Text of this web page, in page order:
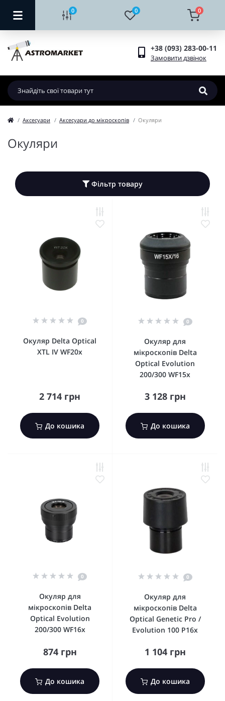
0 0 0
+38 (093) 283-00-11
Замовити дзвінок
Аксесуари Аксесуари до мікроскопів Окуляри
Окуляри
Фільтр товару
0
Окуляр Delta Optical
XTL IV WF20x
2 714 грн
До кошика
0
Окуляр для
мікроскопів Delta
Optical Evolution
200/300 WF15x
3 128 грн
До кошика
0
Окуляр для
мікроскопів Delta
Optical Evolution
200/300 WF16x
874 грн
До кошика
0
Окуляр для
мікроскопів Delta
Optical Genetic Pro /
Evolution 100 P16x
1 104 грн
До кошика